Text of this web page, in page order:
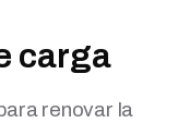
carga
renovar la